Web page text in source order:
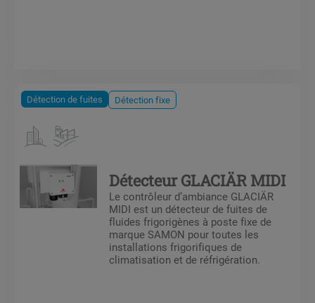
Détection de fuites Détection fixe
Détecteur GLACIÄR MIDI
Le contrôleur d’ambiance GLACIÄR
MIDI est un détecteur de fuites de
fluides frigorigènes à poste fixe de
marque SAMON pour toutes les
installations frigorifiques de
climatisation et de réfrigération.